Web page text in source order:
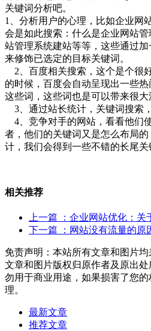
关键词分析吧。
1、分析用户的心理，比如企业网
会是如此搜索：什么是企业网站
站管理系统建站等等，这些通过
来修饰已选定的目标关键词。
2、百度相关搜索，这个是个很
的时候，百度会自动呈现出一些
这些词，这些词也是可以带来很大
3、通过站长统计，关键词搜索
4、竞争对手的网站，看看他们
者，他们的关键词又是怎么布局
计，我们会得到一些不错的长尾关
相关推荐
上一篇
：企业网站优化：关
下一篇
：网站没有流量的原
免责声明：本站所有文章和图片均
文章和图片版权归原作者及原出
勿用于商业用途，如果损害了您
理。
最新文章
推荐文章